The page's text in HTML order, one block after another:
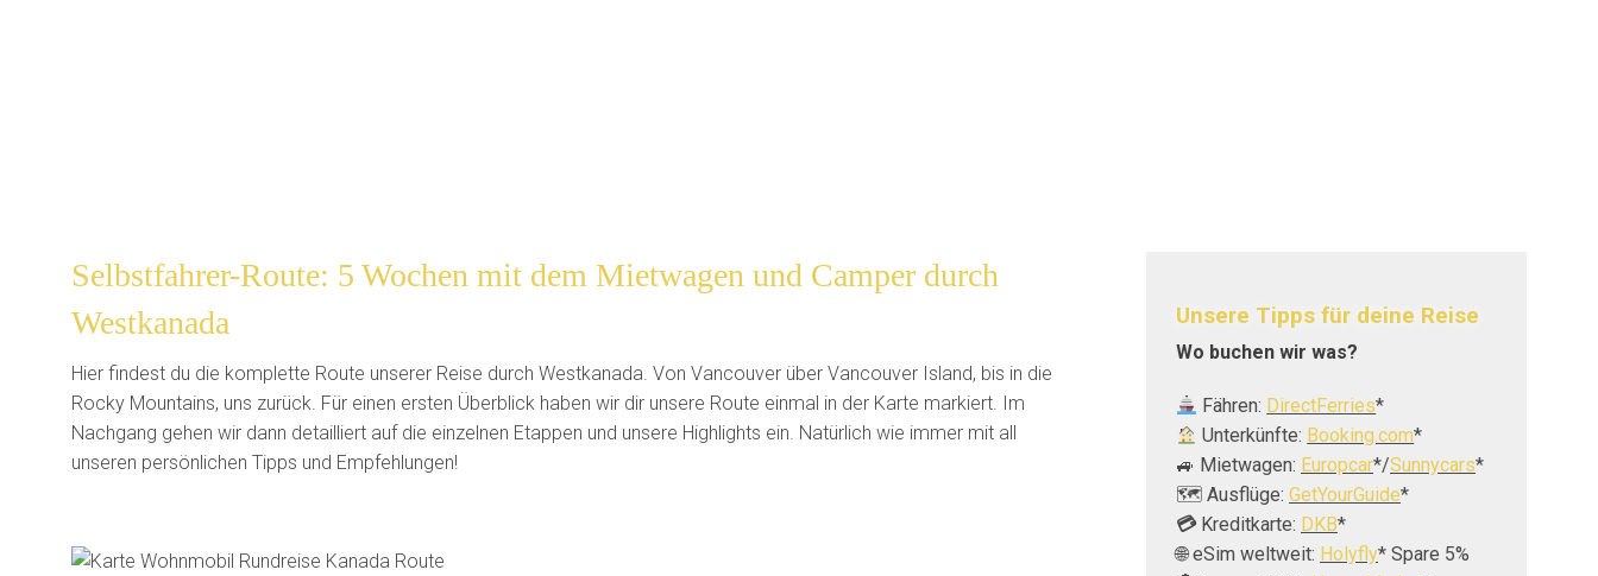
Selbstfahrer-Route: 5 Wochen mit dem Mietwagen und Camper durch
Westkanada
Hier findest du die komplette Route unserer Reise durch Westkanada. Von Vancouver über Vancouver Island, bis in die
Rocky Mountains, uns zurück. Für einen ersten Überblick haben wir dir unsere Route einmal in der Karte markiert. Im
Nachgang gehen wir dann detailliert auf die einzelnen Etappen und unsere Highlights ein. Natürlich wie immer mit all
unseren persönlichen Tipps und Empfehlungen!
Unsere Tipps für deine Reise
Wo buchen wir was?
Fähren: DirectFerries*
Unterkünfte: Booking.com*
🚙 Mietwagen: Europcar*/Sunnycars*
🗺️ Ausflüge: GetYourGuide*
💳Kreditkarte: DKB*
🌐 eSim weltweit: Holyfly* Spare 5%